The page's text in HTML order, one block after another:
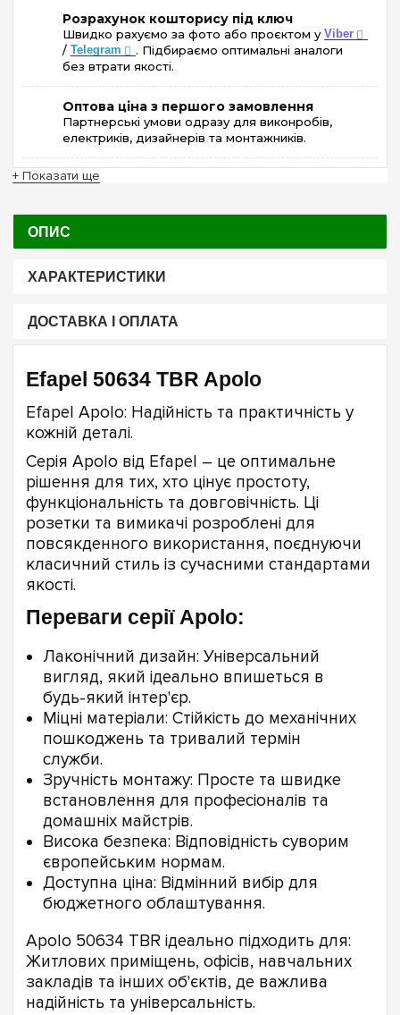
Розрахунок кошторису під ключ
Швидко рахуємо за фото або проєктом у Viber
/ Telegram
. Підбираємо оптимальні аналоги
без втрати якості.
Оптова ціна з першого замовлення
Партнерські умови одразу для виконробів,
електриків, дизайнерів та монтажників.
+ Показати ще
ОПИС
ХАРАКТЕРИСТИКИ
ДОСТАВКА І ОПЛАТА
Efapel 50634 TBR Apolo
Efapel Apolo: Надійність та практичність у
кожній деталі.
Серія Apolo від Efapel – це оптимальне
рішення для тих, хто цінує простоту,
функціональність та довговічність. Ці
розетки та вимикачі розроблені для
повсякденного використання, поєднуючи
класичний стиль із сучасними стандартами
якості.
Переваги серії Apolo:
Лаконічний дизайн: Універсальний
вигляд, який ідеально впишеться в
будь-який інтер'єр.
Міцні матеріали: Стійкість до механічних
пошкоджень та тривалий термін
служби.
Зручність монтажу: Просте та швидке
встановлення для професіоналів та
домашніх майстрів.
Висока безпека: Відповідність суворим
європейським нормам.
Доступна ціна: Відмінний вибір для
бюджетного облаштування.
Apolo 50634 TBR ідеально підходить для:
Житлових приміщень, офісів, навчальних
закладів та інших об'єктів, де важлива
надійність та універсальність.